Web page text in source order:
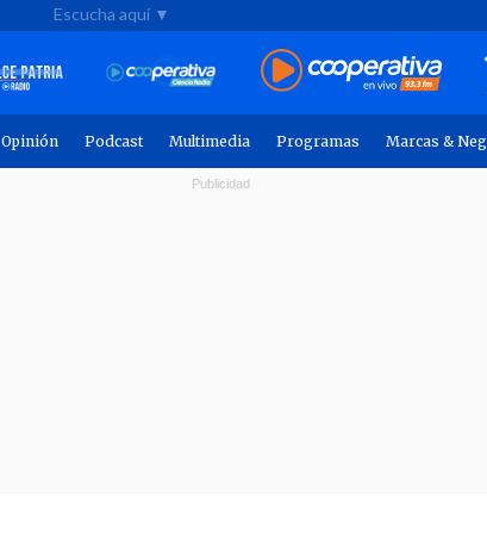
Escucha aquí ▼
Opinión Podcast Multimedia Programas Marcas &